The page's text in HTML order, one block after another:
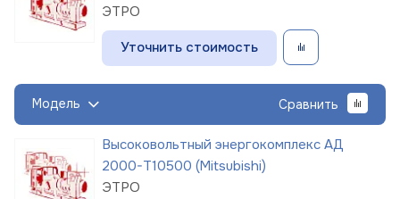
ЭТРО
Уточнить стоимость
Модель Сравнить
Высоковольтный энергокомплекс АД
2000-Т10500 (Mitsubishi)
ЭТРО